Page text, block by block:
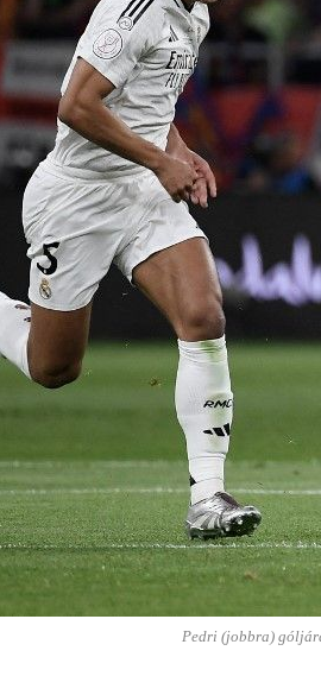
Pedri (jobbra)